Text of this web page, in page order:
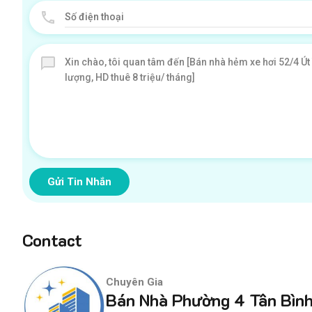
Gửi Tin Nhắn
Contact
Chuyên Gia
Bán Nhà Phường 4 Tân